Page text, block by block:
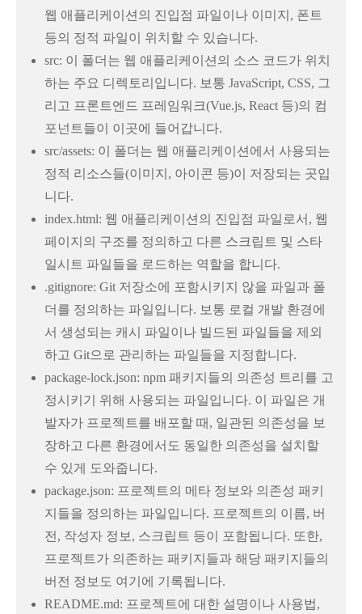
웹 애플리케이션의 진입점 파일이나 이미지, 폰트
등의 정적 파일이 위치할 수 있습니다.
src: 이 폴더는 웹 애플리케이션의 소스 코드가 위치
하는 주요 디렉토리입니다. 보통 JavaScript, CSS, 그
리고 프론트엔드 프레임워크(Vue.js, React 등)의 컴
포넌트들이 이곳에 들어갑니다.
src/assets: 이 폴더는 웹 애플리케이션에서 사용되는
정적 리소스들(이미지, 아이콘 등)이 저장되는 곳입
니다.
index.html: 웹 애플리케이션의 진입점 파일로서, 웹
페이지의 구조를 정의하고 다른 스크립트 및 스타
일시트 파일들을 로드하는 역할을 합니다.
.gitignore: Git 저장소에 포함시키지 않을 파일과 폴
더를 정의하는 파일입니다. 보통 로컬 개발 환경에
서 생성되는 캐시 파일이나 빌드된 파일들을 제외
하고 Git으로 관리하는 파일들을 지정합니다.
package-lock.json: npm 패키지들의 의존성 트리를 고
정시키기 위해 사용되는 파일입니다. 이 파일은 개
발자가 프로젝트를 배포할 때, 일관된 의존성을 보
장하고 다른 환경에서도 동일한 의존성을 설치할
수 있게 도와줍니다.
package.json: 프로젝트의 메타 정보와 의존성 패키
지들을 정의하는 파일입니다. 프로젝트의 이름, 버
전, 작성자 정보, 스크립트 등이 포함됩니다. 또한,
프로젝트가 의존하는 패키지들과 해당 패키지들의
버전 정보도 여기에 기록됩니다.
README.md: 프로젝트에 대한 설명이나 사용법,